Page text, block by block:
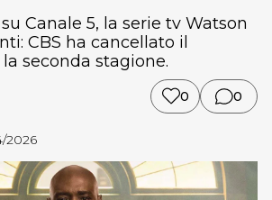
Canale 5, la serie tv Watson
CBS ha cancellato il
seconda stagione.
0 0
2026